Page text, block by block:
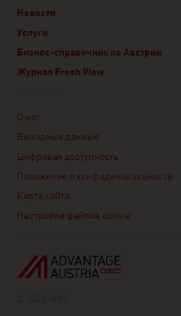
Новости
Услуги
Бизнес-справочник по Австрии
Журнал Fresh View
О нас
Выходные данные
Цифровая доступность
Положение о конфиденциальности
Карта сайта
Настройки файлов cookie